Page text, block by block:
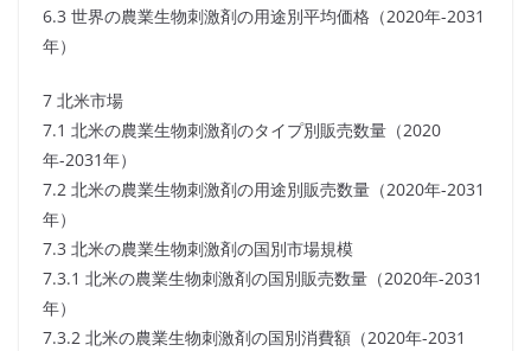
6.3 世界の農業生物刺激剤の用途別平均価格（2020年-2031
年）
7 北米市場
7.1 北米の農業生物刺激剤のタイプ別販売数量（2020
年-2031年）
7.2 北米の農業生物刺激剤の用途別販売数量（2020年-2031
年）
7.3 北米の農業生物刺激剤の国別市場規模
7.3.1 北米の農業生物刺激剤の国別販売数量（2020年-2031
年）
7.3.2 北米の農業生物刺激剤の国別消費額（2020年-2031